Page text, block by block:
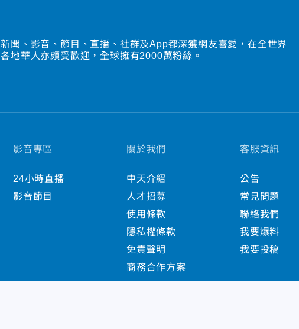
新聞、影音、節目、直播、社群及App都深獲網友喜愛，在全世界
各地華人亦頗受歡迎，全球擁有2000萬粉絲。
影音專區
24小時直播
影音節目
關於我們
中天介紹
人才招募
使用條款
隱私權條款
免責聲明
商務合作方案
客服資訊
公告
常見問題
聯絡我們
我要爆料
我要投稿